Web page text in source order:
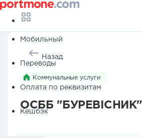
Мобильный
Переводы
Оплата по реквизитам
Кешбэк
Назад
Коммунальные услуги
ОСББ "БУРЕВІСНИК"